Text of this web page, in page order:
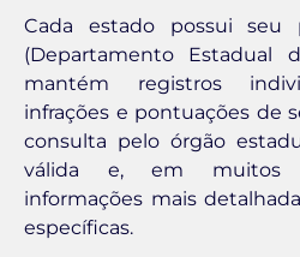
Cada estado possui seu
(Departamento Estadual
mantém registros
infrações e pontuações de
consulta pelo órgão
válida e, em muitos
informações mais
específicas.